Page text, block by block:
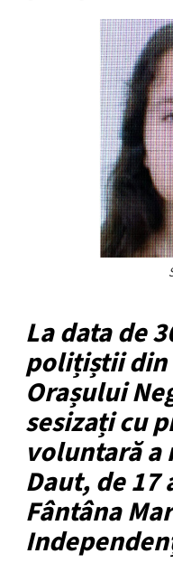
La data de
polițiștii
Orașului
sesizați cu
voluntară a
Daut, de 17
Fântâna